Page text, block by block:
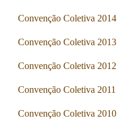
Convenção Coletiva 2014
Convenção Coletiva 2013
Convenção Coletiva 2012
Convenção Coletiva 2011
Convenção Coletiva 2010